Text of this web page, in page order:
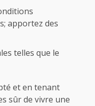
apportez des
telles que le
et en tenant
sûr de vivre une